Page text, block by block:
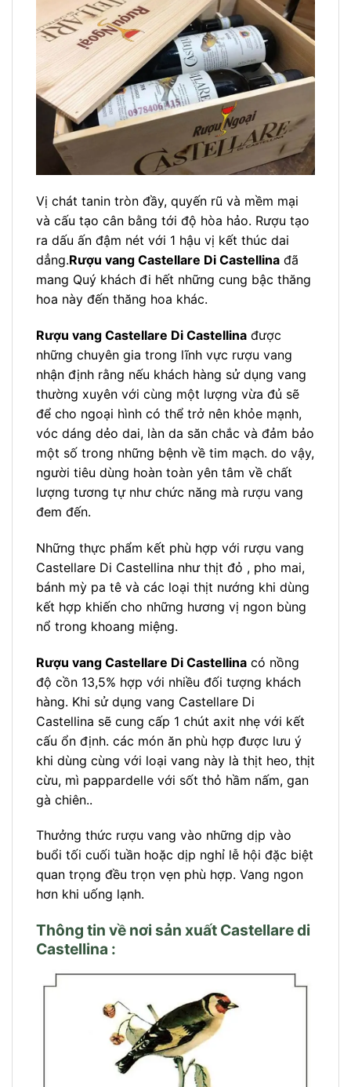
Vị chát tanin tròn đầy, quyến rũ và mềm mại
và cấu tạo cân bằng tới độ hòa hảo. Rượu tạo
ra dấu ấn đậm nét với 1 hậu vị kết thúc dai
dẳng.Rượu vang Castellare Di Castellina đã
mang Quý khách đi hết những cung bậc thăng
hoa này đến thăng hoa khác.
Rượu vang Castellare Di Castellina được
những chuyên gia trong lĩnh vực rượu vang
nhận định rằng nếu khách hàng sử dụng vang
thường xuyên với cùng một lượng vừa đủ sẽ
để cho ngoại hình có thể trở nên khỏe mạnh,
vóc dáng dẻo dai, làn da săn chắc và đảm bảo
một số trong những bệnh về tim mạch. do vậy,
người tiêu dùng hoàn toàn yên tâm về chất
lượng tương tự như chức năng mà rượu vang
đem đến.
Những thực phẩm kết phù hợp với rượu vang
Castellare Di Castellina như thịt đỏ , pho mai,
bánh mỳ pa tê và các loại thịt nướng khi dùng
kết hợp khiến cho những hương vị ngon bùng
nổ trong khoang miệng.
Rượu vang Castellare Di Castellina có nồng
độ cồn 13,5% hợp với nhiều đối tượng khách
hàng. Khi sử dụng vang Castellare Di
Castellina sẽ cung cấp 1 chút axit nhẹ với kết
cấu ổn định. các món ăn phù hợp được lưu ý
khi dùng cùng với loại vang này là thịt heo, thịt
cừu, mì pappardelle với sốt thỏ hầm nấm, gan
gà chiên..
Thưởng thức rượu vang vào những dịp vào
buổi tối cuối tuần hoặc dịp nghỉ lễ hội đặc biệt
quan trọng đều trọn vẹn phù hợp. Vang ngon
hơn khi uống lạnh.
Thông tin về nơi sản xuất Castellare di
Castellina :